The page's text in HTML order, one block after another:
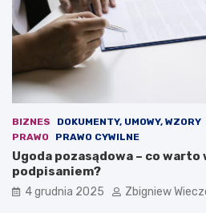
m
o
k
a
c
j
i
.
O
s
t
r
o
w
a
s
t
a
w
a
b
u
d
ż
BIZNES DOKUMENTY, UMOWY, WZORY
PRAWO
PRAWO CYWILNE
Ugoda pozasądowa – co
podpisaniem?
4 grudnia 2025 Zbigniew